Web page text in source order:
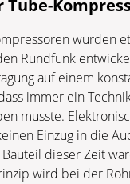
Tube-
wurden
Rundfunk
auf einem
immer ein
musste.
Einzug in die
dieser Zeit
wird bei der